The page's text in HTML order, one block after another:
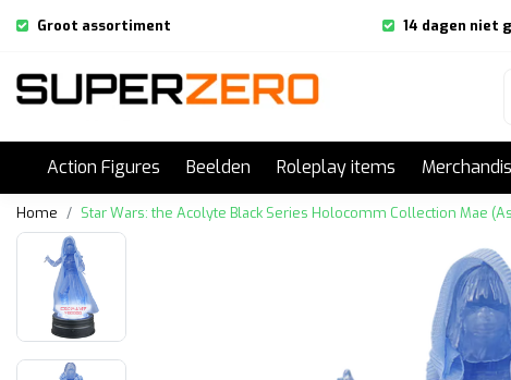
Groot assortiment 14 dagen niet
Action Figures Beelden Roleplay items
Home Star Wars: the Acolyte Black Series Holocomm Collection Mae